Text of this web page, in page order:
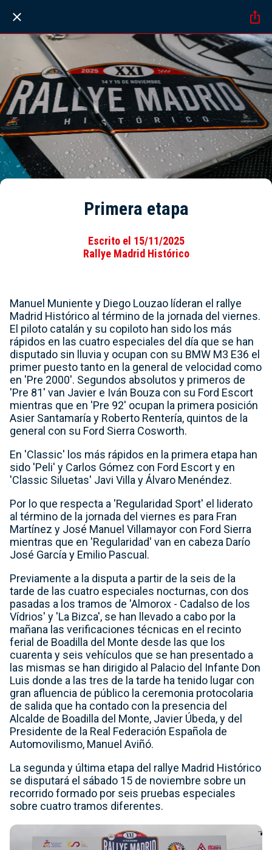
Primera etapa
Escrito el 15/11/2025
Rallye Madrid Histórico
Manuel Muniente y Diego Louzao líderan el rallye
Madrid Histórico al término de la jornada del viernes.
El piloto catalán y su copiloto han sido los más
rápidos en las cuatro especiales del día que se han
disputado sin lluvia y ocupan con su BMW M3 E36 el
primer puesto tanto en la general de velocidad como
en 'Pre 2000'. Segundos absolutos y primeros de
'Pre 81' van Javier e Iván Bouza con su Ford Escort
mientras que en 'Pre 92' ocupan la primera posición
Asier Santamaría y Roberto Rentería, quintos de la
general con su Ford Sierra Cosworth.
En 'Classic' los más rápidos en la primera etapa han
sido 'Peli' y Carlos Gómez con Ford Escort y en
'Classic Siluetas' Javi Villa y Álvaro Menéndez.
Por lo que respecta a 'Regularidad Sport' el liderato
al término de la jornada del viernes es para Fran
Martínez y José Manuel Villamayor con Ford Sierra
mientras que en 'Regularidad' van en cabeza Darío
José García y Emilio Pascual.
Previamente a la disputa a partir de la seis de la
tarde de las cuatro especiales nocturnas, con dos
pasadas a los tramos de 'Almorox - Cadalso de los
Vídrios' y 'La Bizca', se han llevado a cabo por la
mañana las verificaciones técnicas en el recinto
ferial de Boadilla del Monte desde las que los
cuarenta y seis vehículos que se han presentado a
las mismas se han dirigido al Palacio del Infante Don
Luis donde a las tres de la tarde ha tenido lugar con
gran afluencia de público la ceremonia protocolaria
de salida que ha contado con la presencia del
Alcalde de Boadilla del Monte, Javier Úbeda, y del
Presidente de la Real Federación Española de
Automovilismo, Manuel Aviñó.
La segunda y última etapa del rallye Madrid Histórico
se disputará el sábado 15 de noviembre sobre un
recorrido formado por seis pruebas especiales
sobre cuatro tramos diferentes.